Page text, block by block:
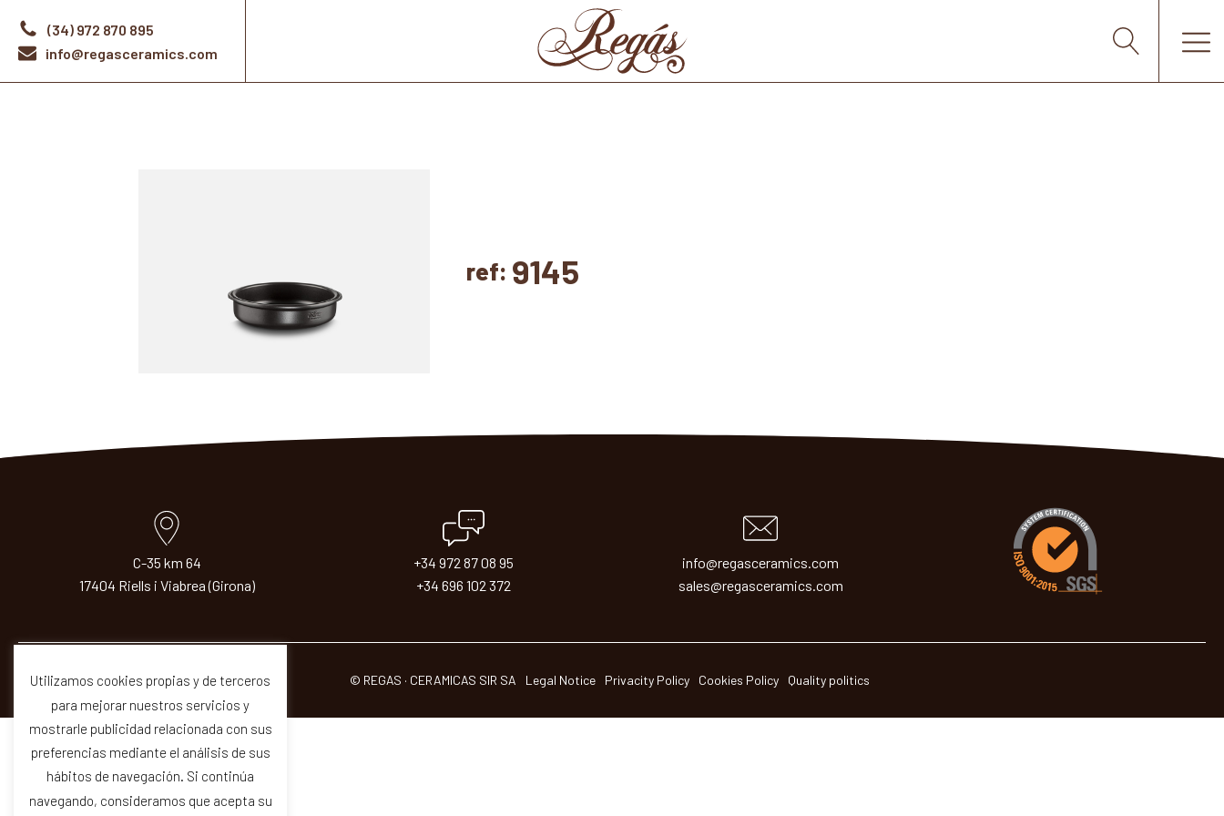
(34) 972 870 895
info@regasceramics.com
ref: 9145
C-35 km 64
17404 Riells i Viabrea (Girona)
+34 972 87 08 95
+34 696 102 372
info@regasceramics.com
sales@regasceramics.com
© REGAS · CERAMICAS SIR SA Legal Notice Privacity Policy Cookies Policy Quality politics
Utilizamos cookies propias y de terceros
para mejorar nuestros servicios y
mostrarle publicidad relacionada con sus
preferencias mediante el análisis de sus
hábitos de navegación. Si continúa
navegando, consideramos que acepta su